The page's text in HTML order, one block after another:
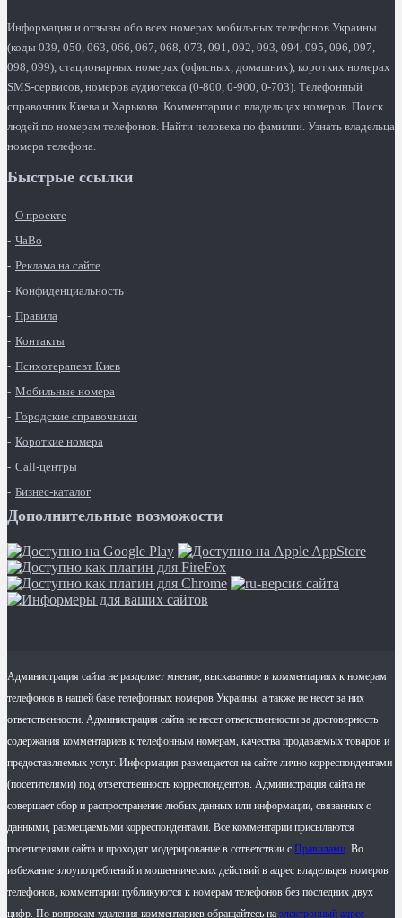
Информация и отзывы обо всех номерах мобильных телефонов Украины
(коды 039, 050, 063, 066, 067, 068, 073, 091, 092, 093, 094, 095, 096, 097,
098, 099), стационарных номерах (офисных, домашних), коротких номерах
SMS-сервисов, номеров аудиотекса (0-800, 0-900, 0-703). Телефонный
справочник Киева и Харькова. Комментарии о владельцах номеров. Поиск
людей по номерам телефонов. Найти человека по фамилии. Узнать владельца
номера телефона.
Быстрые ссылки
О проекте
ЧаВо
Реклама на сайте
Конфиденциальность
Правила
Контакты
Психотерапевт Киев
Мобильные номера
Городские справочники
Короткие номера
Call-центры
Бизнес-каталог
Дополнительные возможости
Администрация сайта не разделяет мнение, высказанное в комментариях к номерам
телефонов в нашей базе телефонных номеров Украины, а также не несет за них
ответственности. Администрация сайта не несет ответственности за достоверность
содержания комментариев к телефонным номерам, качества продаваемых товаров и
предоставляемых услуг. Информация размещается на сайте лично корреспондентами
(посетителями) под ответственность корреспондентов. Администрация сайта не
совершает сбор и распространение любых данных или информации, связанных с
данными, размещаемыми корреспондентами. Все комментарии присылаются
посетителями сайта и проходят модерирование в сответствии с Правилами. Во
избежание злоупотреблений и мошеннических действий в адрес владельцев номеров
телефонов, комментарии публикуются к номерам телефонов без последних двух
цифр. По вопросам удаления комментариев обращайтесь на электронный адрес